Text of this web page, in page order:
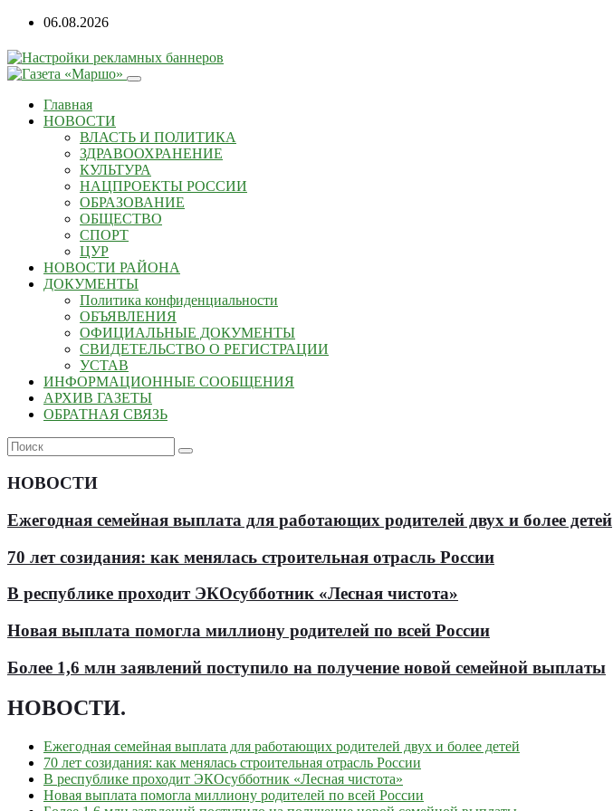
06.08.2026
Главная
НОВОСТИ
ВЛАСТЬ И ПОЛИТИКА
ЗДРАВООХРАНЕНИЕ
КУЛЬТУРА
НАЦПРОЕКТЫ РОССИИ
ОБРАЗОВАНИЕ
ОБЩЕСТВО
СПОРТ
ЦУР
НОВОСТИ РАЙОНА
ДОКУМЕНТЫ
Политика конфиденциальности
ОБЪЯВЛЕНИЯ
ОФИЦИАЛЬНЫЕ ДОКУМЕНТЫ
СВИДЕТЕЛЬСТВО О РЕГИСТРАЦИИ
УСТАВ
ИНФОРМАЦИОННЫЕ СООБЩЕНИЯ
АРХИВ ГАЗЕТЫ
ОБРАТНАЯ СВЯЗЬ
НОВОСТИ
Ежегодная семейная выплата для работающих родителей двух и более детей
70 лет созидания: как менялась строительная отрасль России
В республике проходит ЭКОсубботник «Лесная чистота»
Новая выплата помогла миллиону родителей по всей России
Более 1,6 млн заявлений поступило на получение новой семейной выплаты
НОВОСТИ.
Ежегодная семейная выплата для работающих родителей двух и более детей
70 лет созидания: как менялась строительная отрасль России
В республике проходит ЭКОсубботник «Лесная чистота»
Новая выплата помогла миллиону родителей по всей России